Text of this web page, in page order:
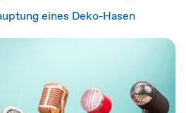
eines Deko-Hasen